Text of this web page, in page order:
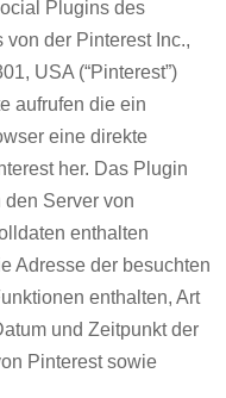
Plugins des
der Pinterest Inc.,
USA (“Pinterest”)
aufrufen die ein
eine direkte
her. Das Plugin
Server von
enthalten
Adresse der besuchten
enthalten, Art
und Zeitpunkt der
Pinterest sowie